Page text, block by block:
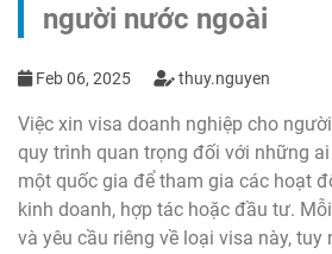
người nước ngoài
Feb 06, 2025 thuy.nguyen
Việc xin visa doanh nghiệp cho
quy trình quan trọng đối với những
một quốc gia để tham gia các hoạt
kinh doanh, hợp tác hoặc đầu tư.
và yêu cầu riêng về loại visa này, tuy